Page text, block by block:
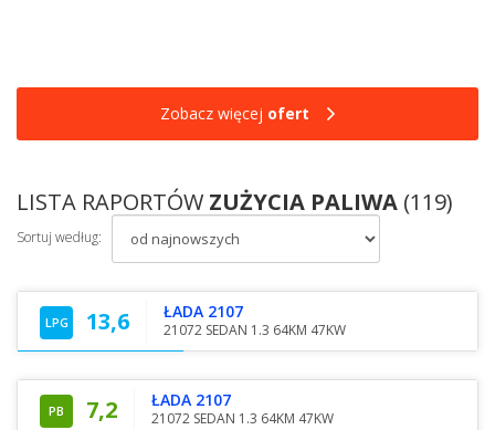
Zobacz więcej ofert
LISTA RAPORTÓW ZUŻYCIA PALIWA (119)
Sortuj według:
LPG 13,6 ŁADA 2107
21072 SEDAN 1.3 64KM 47KW
PB 7,2 ŁADA 2107
21072 SEDAN 1.3 64KM 47KW